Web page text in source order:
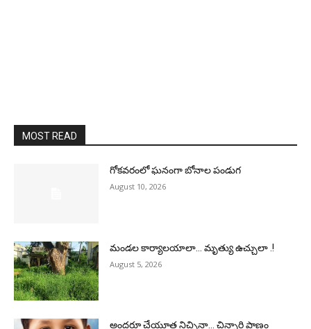
MOST READ
గోకవరంలో ఘనంగా బోనాల పండుగ
August 10, 2026
మండల కార్యాలయాలా… మృత్యు ఉచ్చులా .!
August 5, 2026
అందరూ చేయూత నిచ్చినా… చిన్నారి ప్రాణం